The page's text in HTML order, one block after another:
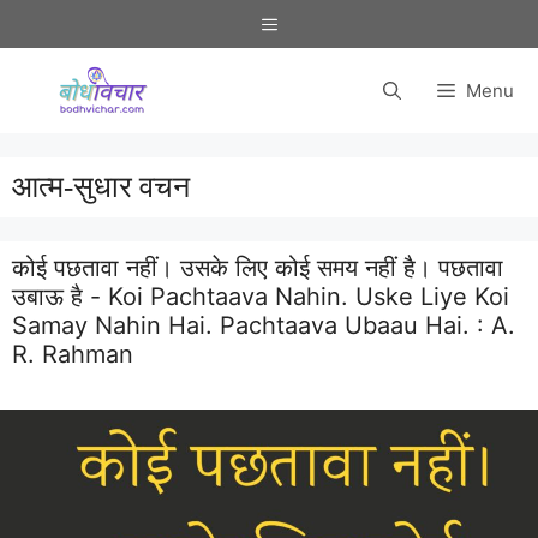
to
Menu
Menu
आत्म-सुधार वचन
कोई पछतावा नहीं। उसके लिए कोई समय नहीं है। पछतावा
उबाऊ है - Koi Pachtaava Nahin. Uske Liye Koi
Samay Nahin Hai. Pachtaava Ubaau Hai. : A.
R. Rahman